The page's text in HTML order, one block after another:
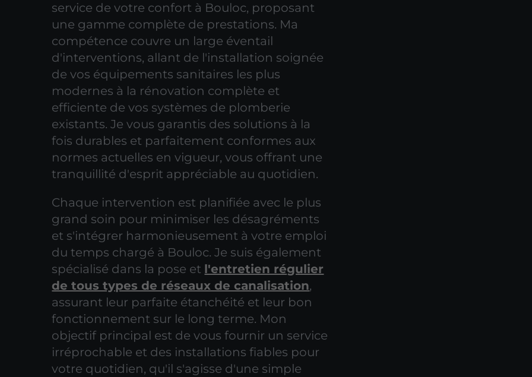
service de votre confort à Bouloc, proposant
une gamme complète de prestations. Ma
compétence couvre un large éventail
d'interventions, allant de l'installation soignée
de vos équipements sanitaires les plus
modernes à la rénovation complète et
efficiente de vos systèmes de plomberie
existants. Je vous garantis des solutions à la
fois durables et parfaitement conformes aux
normes actuelles en vigueur, vous offrant une
tranquillité d'esprit appréciable au quotidien.
Chaque intervention est planifiée avec le plus
grand soin pour minimiser les désagréments
et s'intégrer harmonieusement à votre emploi
du temps chargé à Bouloc. Je suis également
spécialisé dans la pose et l'entretien régulier
de tous types de réseaux de canalisation,
assurant leur parfaite étanchéité et leur bon
fonctionnement sur le long terme. Mon
objectif principal est de vous fournir un service
irréprochable et des installations fiables pour
votre quotidien, qu'il s'agisse d'une simple